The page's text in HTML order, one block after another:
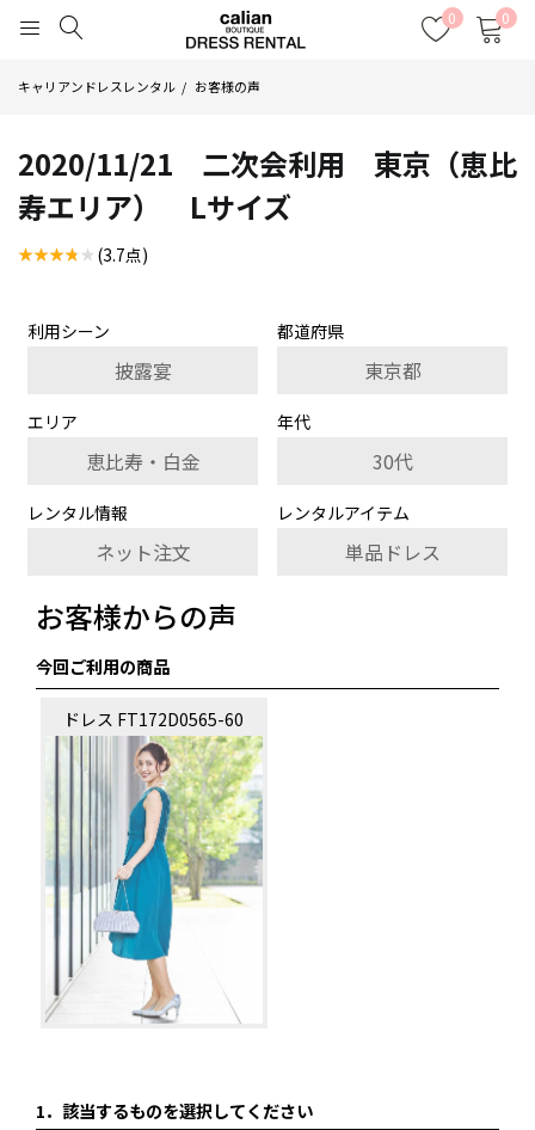
0 0
キャリアンドレスレンタル お客様の声
2020/11/21 二次会利用 東京（恵比
寿エリア） Lサイズ
(3.7点)
利用シーン
披露宴
都道府県
東京都
エリア
恵比寿・白金
年代
30代
レンタル情報
ネット注文
レンタルアイテム
単品ドレス
お客様からの声
今回ご利用の商品
ドレス FT172D0565-60
1． 該当するものを選択してください